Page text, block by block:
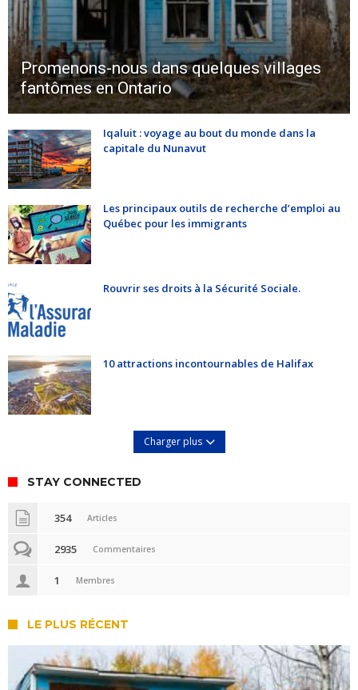
Promenons-nous dans quelques villages
fantômes en Ontario
Iqaluit : voyage au bout du monde dans la
capitale du Nunavut
Les principaux outils de recherche d’emploi au
Québec pour les immigrants
Rouvrir ses droits à la Sécurité Sociale.
10 attractions incontournables de Halifax
Charger plus
STAY CONNECTED
354 Articles
2935 Commentaires
1 Membres
LE PLUS RÉCENT